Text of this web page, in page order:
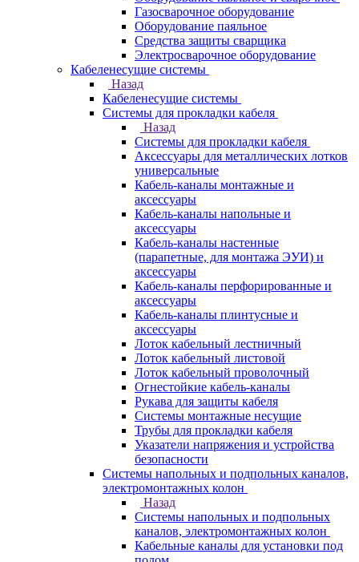
Газосварочное оборудование
Оборудование паяльное
Средства защиты сварщика
Электросварочное оборудование
Кабеленесущие системы
Назад
Кабеленесущие системы
Системы для прокладки кабеля
Назад
Системы для прокладки кабеля
Аксессуары для металлических лотков
универсальные
Кабель-каналы монтажные и
аксессуары
Кабель-каналы напольные и
аксессуары
Кабель-каналы настенные
(парапетные, для монтажа ЭУИ) и
аксессуары
Кабель-каналы перфорированные и
аксессуары
Кабель-каналы плинтусные и
аксессуары
Лоток кабельный лестничный
Лоток кабельный листовой
Лоток кабельный проволочный
Огнестойкие кабель-каналы
Рукава для защиты кабеля
Системы монтажные несущие
Трубы для прокладки кабеля
Указатели напряжения и устройства
безопасности
Системы напольных и подпольных каналов,
электромонтажных колон
Назад
Системы напольных и подпольных
каналов, электромонтажных колон
Кабельные каналы для установки под